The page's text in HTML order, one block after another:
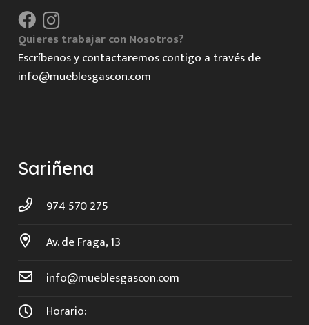
Quieres trabajar con Nosotros?
Escríbenos y contactaremos contigo a través de
info@mueblesgascon.com
Sariñena
974 570 275
Av. de Fraga, 13
info@mueblesgascon.com
Horario: